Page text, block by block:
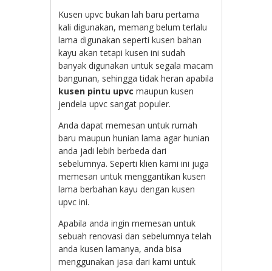
Kusen upvc bukan lah baru pertama
kali digunakan, memang belum terlalu
lama digunakan seperti kusen bahan
kayu akan tetapi kusen ini sudah
banyak digunakan untuk segala macam
bangunan, sehingga tidak heran apabila
kusen pintu upvc maupun kusen
jendela upvc sangat populer.
Anda dapat memesan untuk rumah
baru maupun hunian lama agar hunian
anda jadi lebih berbeda dari
sebelumnya. Seperti klien kami ini juga
memesan untuk menggantikan kusen
lama berbahan kayu dengan kusen
upvc ini.
Apabila anda ingin memesan untuk
sebuah renovasi dan sebelumnya telah
anda kusen lamanya, anda bisa
menggunakan jasa dari kami untuk